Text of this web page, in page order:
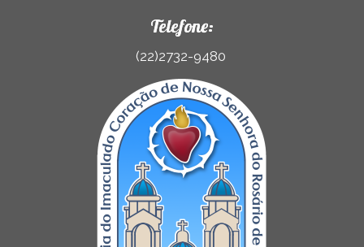
Telefone:
(22)2732-9480